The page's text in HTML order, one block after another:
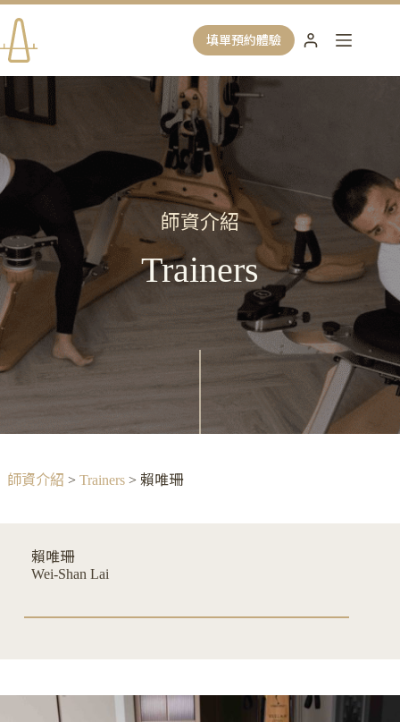
至
主
要
容
填單預約體驗
師資介紹
Trainers
師資介紹 > Trainers > 賴唯珊
賴唯珊
Wei-Shan Lai